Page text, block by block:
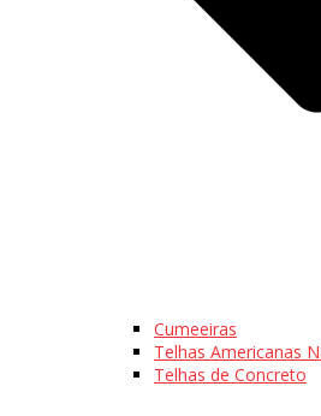
Cumeeiras
Telhas Americanas
Telhas de Concreto